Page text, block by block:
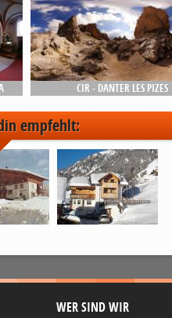
CIR - DANTER LES PIZES
empfehlt:
WER SIND WIR